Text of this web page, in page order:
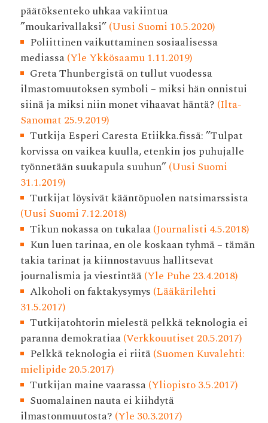
päätöksenteko uhkaa vakiintua
”moukarivallaksi”(Uusi Suomi 10.5.2020)
Poliittinen vaikuttaminen sosiaalisessa
mediassa(Yle Ykkösaamu 1.11.2019)
Greta Thunbergistä on tullut vuodessa
ilmastomuutoksen symboli – miksi hän onnistui
siinä ja miksi niin monet vihaavat häntä? (Ilta-
Sanomat 25.9.2019)
Tutkija Esperi Caresta Etiikka.fissä: ”Tulpat
korvissa on vaikea kuulla, etenkin jos puhujalle
työnnetään suukapula suuhun”(Uusi Suomi
31.1.2019)
Tutkijat löysivät kääntöpuolen natsimarssista
(Uusi Suomi 7.12.2018)
Tikun nokassa on tukalaa(Journalisti 4.5.2018)
Kun luen tarinaa, en ole koskaan tyhmä – tämän
takia tarinat ja kiinnostavuus hallitsevat
journalismia ja viestintää(Yle Puhe 23.4.2018)
Alkoholi on faktakysymys (Lääkärilehti
31.5.2017)
Tutkijatohtorin mielestä pelkkä teknologia ei
paranna demokratiaa(Verkkouutiset 20.5.2017)
Pelkkä teknologia ei riitä(Suomen Kuvalehti:
mielipide 20.5.2017)
Tutkijan maine vaarassa(Yliopisto 3.5.2017)
Suomalainen nauta ei kiihdytä
ilmastonmuutosta? (Yle 30.3.2017)